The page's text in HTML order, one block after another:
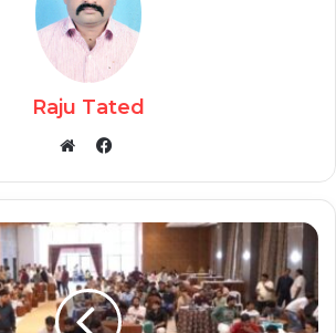
Raju Tated
Facebook